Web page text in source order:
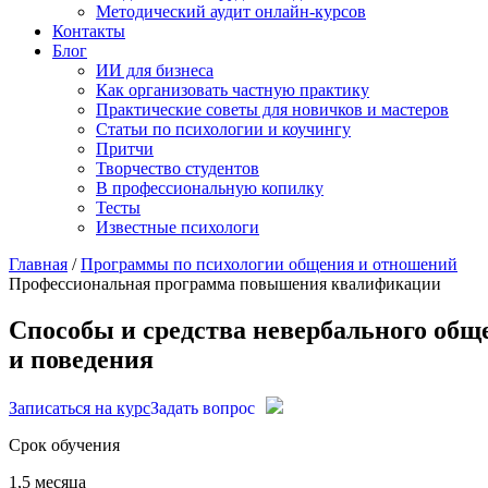
Методический аудит онлайн-курсов
Контакты
Блог
ИИ для бизнеса
Как организовать частную практику
Практические советы для новичков и мастеров
Статьи по психологии и коучингу
Притчи
Творчество студентов
В профессиональную копилку
Тесты
Известные психологи
Главная /Программы по психологии общения и отношений
Профессиональная программа повышения квалификации
Способы и средства невербального
и поведения
Записаться на курсЗадать вопрос
Срок обучения
1,5 месяца